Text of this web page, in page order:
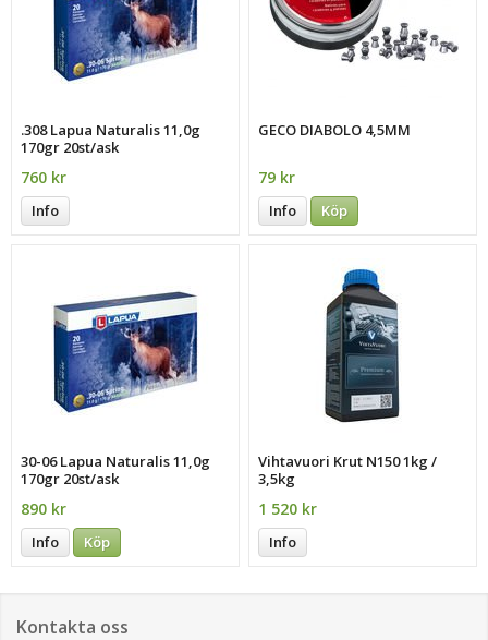
.308 Lapua Naturalis 11,0g
170gr 20st/ask
760 kr
Info
GECO DIABOLO 4,5MM
79 kr
Info Köp
30-06 Lapua Naturalis 11,0g
170gr 20st/ask
890 kr
Info Köp
Vihtavuori Krut N150 1kg /
3,5kg
1 520 kr
Info
Kontakta oss